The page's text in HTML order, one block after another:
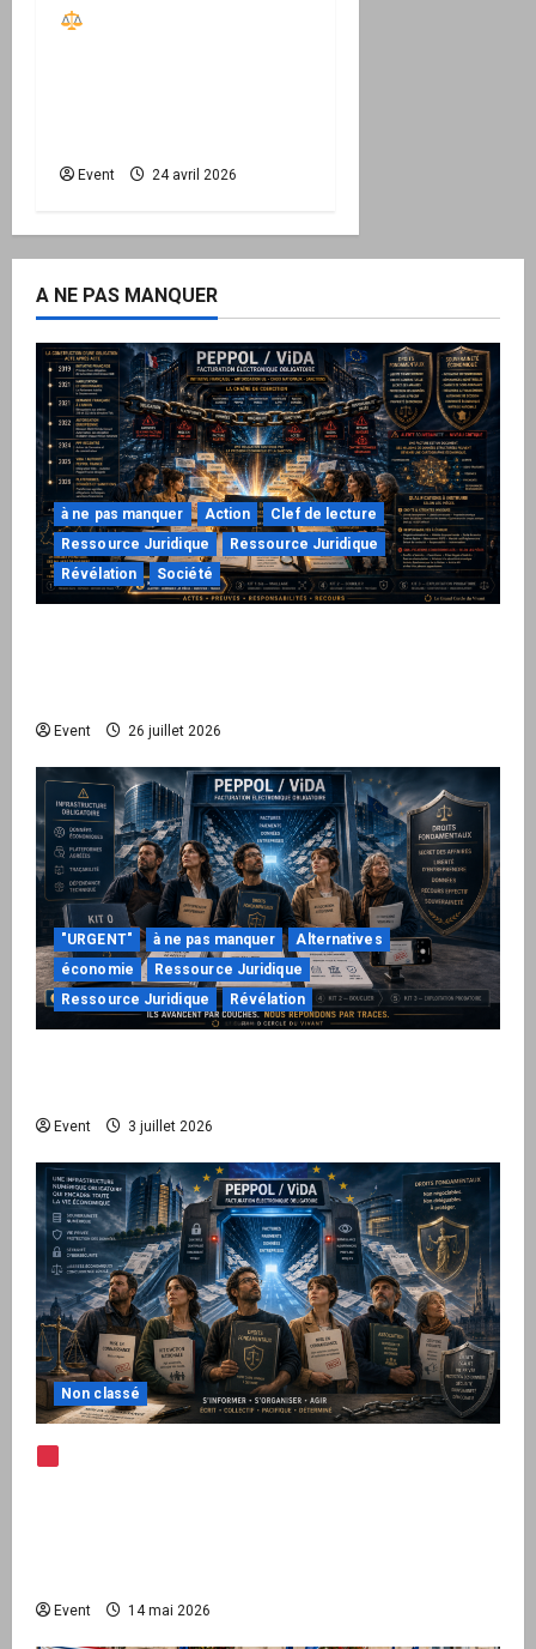
Event 24 avril 2026
A NE PAS MANQUER
à ne pas manquer Action
Clef de lecture
Ressource Juridique
Ressource Juridique
Révélation
Société
Event 26 juillet 2026
"URGENT" à ne pas manquer
Alternatives
économie
Ressource Juridique
Ressource Juridique
Révélation
Event 3 juillet 2026
Non classé
Event 14 mai 2026